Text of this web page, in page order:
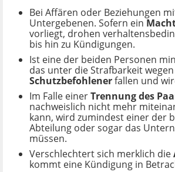
Bei Affären oder Beziehungen
Untergebenen. Sofern ein
vorliegt, drohen
bis hin zu Kündigungen.
Ist eine der beiden Personen
das unter die Strafbarkeit wegen
Schutzbefohlenerfallen und
Im Falle einerTrennung des
nachweislich nicht mehr
kann, wird zumindest einer der
Abteilung oder sogar das
müssen.
Verschlechtert sich merklich die
kommt eine Kündigung in